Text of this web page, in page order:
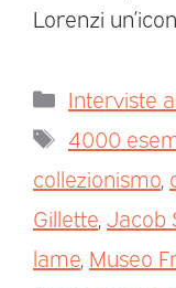
Lorenzi
Interviste
4000
collezionismo
Gillette Jacob
lame Museo